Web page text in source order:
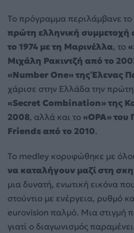
Το πρόγραμμα περιλάμβανε το
πρώτη ελληνική συμμετοχή
το 1974 με τη Μαρινέλλα, το
Μιχάλη Ρακιντζή από το
«Number One» της Έλενας
χάρισε στην Ελλάδα την
«Secret Combination» της
2008, αλλά και το«OPA» του
Friends από το 2010.
Το medley κορυφώθηκε με
να καταλήγουν μαζί στη
μια δυνατή, ενωτική εικόνα
στούντιο με ενέργεια, ρυθμό
eurovision παλμό. Μια στιγμή
γιατί ο διαγωνισμός